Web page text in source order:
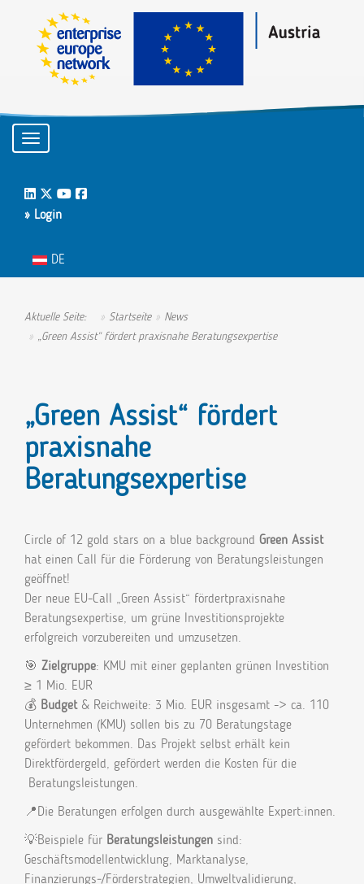
Toggle navigation
LinkedIn
Twitter
Youtube
Facebook
» Login
Sprache auswählen
DE
Aktuelle Seite: Startseite
News
„Green Assist“ fördert praxisnahe Beratungsexpertise
„Green Assist“ fördert
praxisnahe
Beratungsexpertise
Circle of 12 gold stars on a blue background Green Assist
hat einen Call für die Förderung von Beratungsleistungen
geöffnet!
Der neue EU-Call „Green Assist“ fördertpraxisnahe
Beratungsexpertise, um grüne Investitionsprojekte
erfolgreich vorzubereiten und umzusetzen.
🎯 Zielgruppe: KMU mit einer geplanten grünen Investition
≥ 1 Mio. EUR
💰 Budget& Reichweite: 3 Mio. EUR insgesamt -> ca. 110
Unternehmen (KMU) sollen bis zu 70 Beratungstage
gefördert bekommen. Das Projekt selbst erhält kein
Direktfördergeld, gefördert werden die Kosten für die
Beratungsleistungen.
📍Die Beratungen erfolgen durch ausgewählte Expert:innen.
💡Beispiele für Beratungsleistungen sind:
Geschäftsmodellentwicklung, Marktanalyse,
Finanzierungs‑/Förderstrategien, Umweltvalidierung,